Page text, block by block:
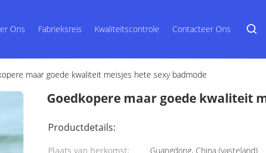
Ons Fabrieksreis Kwaliteitscontrole Contacteer Ons
maar goede kwaliteit meisjes hete sexy badmode
Goedkopere maar goede kwaliteit
Productdetails:
Plaats van herkomst:
Guangdong, China (vasteland)